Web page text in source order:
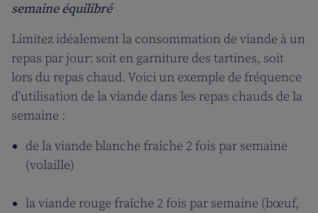
semaine équilibré
Limitez idéalement la consommation de viande à un
repas par jour: soit en garniture des tartines, soit
lors du repas chaud. Voici un exemple de fréquence
d'utilisation de la viande dans les repas chauds de la
semaine :
de la viande blanche fraîche 2 fois par semaine
(volaille)
la viande rouge fraîche 2 fois par semaine (bœuf,